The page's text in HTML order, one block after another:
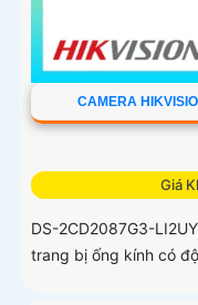
CAMERA
Giá
DS-2CD2087G3-
trang bị ống kính có